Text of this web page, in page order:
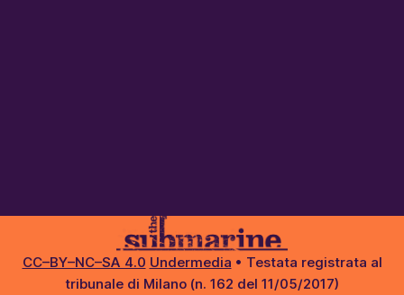
CC–BY–NC–SA 4.0 Undermedia • Testata registrata al
tribunale di Milano (n. 162 del 11/05/2017)